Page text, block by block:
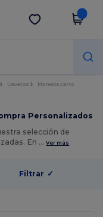
Descargar app
Llaveros Moneda carro
Personalizados
selección de
En …Ver más
Filtrar ✓